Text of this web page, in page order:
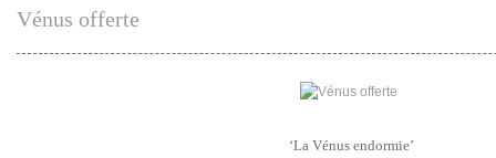
Vénus offerte
‘La Vénus endormie’